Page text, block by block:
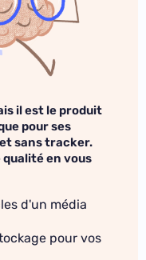
il est le produit
pour ses
sans tracker.
en vous
d'un média
pour vos